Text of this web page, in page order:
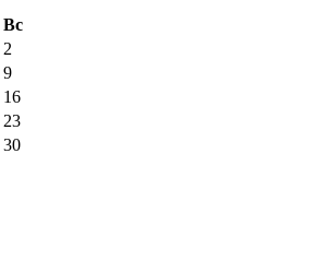
Вс
2
9
16
23
30